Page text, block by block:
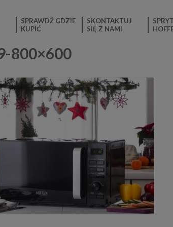
SPRAWDŹ GDZIE
KUPIĆ
SKONTAKTUJ
SIĘ Z NAMI
800×600